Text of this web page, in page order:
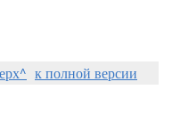
к полной версии